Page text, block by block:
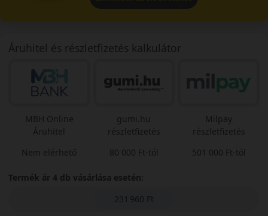
Áruhitel és részletfizetés kalkulátor
MBH Online
Áruhitel
Nem elérhető
gumi.hu
részletfizetés
80 000 Ft-tól
Milpay
részletfizetés
501 000 Ft-tól
Termék ár 4 db vásárlása esetén:
231 960 Ft